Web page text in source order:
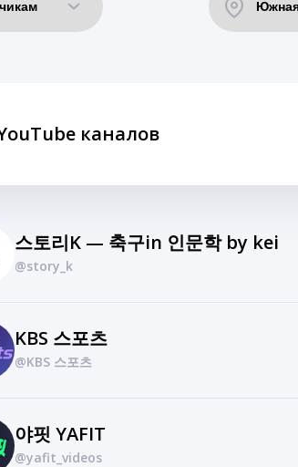
каналов
스토리K — 축구in 인문학 by kei
@story_k
KBS 스포츠
@KBS 스포츠
야핏 YAFIT
@yafit_videos